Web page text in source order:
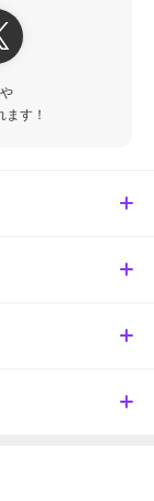
す！